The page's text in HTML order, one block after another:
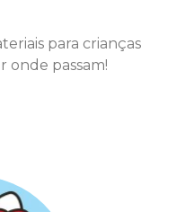
para crianças
onde passam!